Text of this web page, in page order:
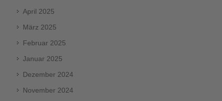
April 2025
März 2025
Februar 2025
Januar 2025
Dezember 2024
November 2024